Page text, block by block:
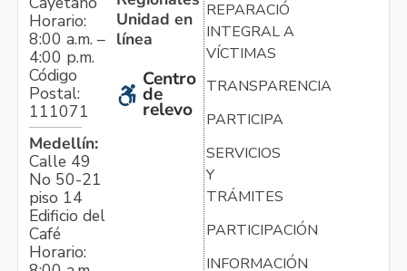
Horario:
8:00 a.m. –
4:00 p.m.
Código
Postal:
111071
Medellín:
Calle 49
No 50-21
piso 14
Edificio del
Café
Horario:
Unidad en
línea
Centro
de
relevo
REPARACIÓN
INTEGRAL A
VÍCTIMAS
TRANSPARENCIA
PARTICIPA
SERVICIOS
Y
TRÁMITES
PARTICIPACIÓN
INFORMACIÓN